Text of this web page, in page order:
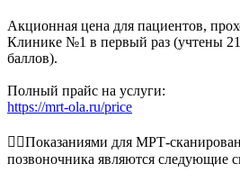
Акционная цена для пациентов,
Клинике №1 в первый раз (учтены
баллов).
Полный прайс на услуги:
https://mrt-ola.ru/price
👉🏻Показаниями для МРТ-
позвоночника являются следующие